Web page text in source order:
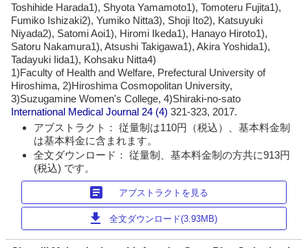
Toshihide Harada1), Shyota Yamamoto1), Tomoteru Fujita1),
Fumiko Ishizaki2), Yumiko Nitta3), Shoji Ito2), Katsuyuki
Niyada2), Satomi Aoi1), Hiromi Ikeda1), Hanayo Hiroto1),
Satoru Nakamura1), Atsushi Takigawa1), Akira Yoshida1),
Tadayuki Iida1), Kohsaku Nitta4)
1)Faculty of Health and Welfare, Prefectural University of
Hiroshima, 2)Hiroshima Cosmopolitan University,
3)Suzugamine Women's College, 4)Shiraki-no-sato
International Medical Journal 24 (4)321-323, 2017.
アブストラクト： 従量制は110円（税込）、基本料金制
は基本料金に含まれます。
全文ダウンロード： 従量制、基本料金制の方共に913円
(税込) です。
article アブストラクトを見る
download 全文ダウンロード(3.93MB)